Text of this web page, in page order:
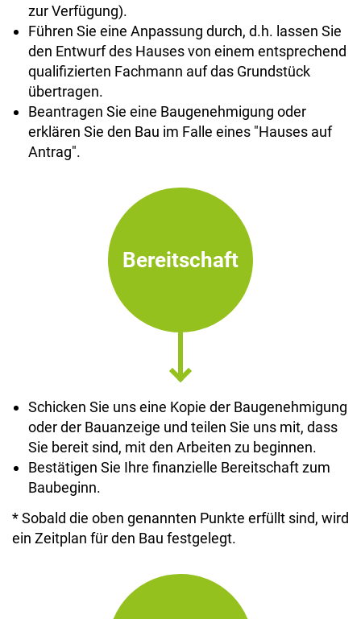
zur Verfügung).
Führen Sie eine Anpassung durch, d.h. lassen Sie
den Entwurf des Hauses von einem entsprechend
qualifizierten Fachmann auf das Grundstück
übertragen.
Beantragen Sie eine Baugenehmigung oder
erklären Sie den Bau im Falle eines "Hauses auf
Antrag".
Bereitschaft
Schicken Sie uns eine Kopie der Baugenehmigung
oder der Bauanzeige und teilen Sie uns mit, dass
Sie bereit sind, mit den Arbeiten zu beginnen.
Bestätigen Sie Ihre finanzielle Bereitschaft zum
Baubeginn.
* Sobald die oben genannten Punkte erfüllt sind, wird
ein Zeitplan für den Bau festgelegt.